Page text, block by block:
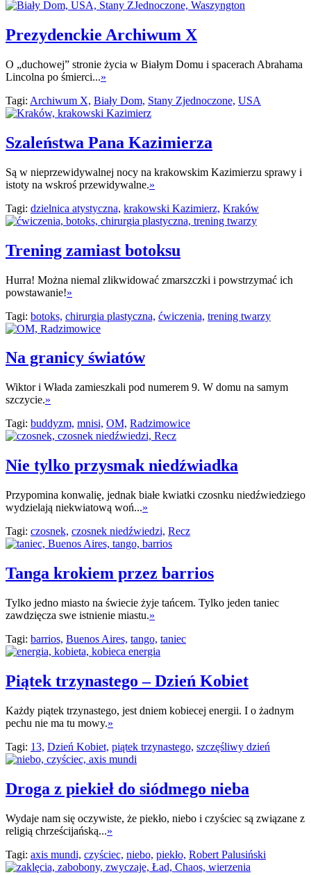
Prezydenckie Archiwum X
O „duchowej” stronie życia w Białym Domu i spacerach Abrahama
Lincolna po śmierci...»
Tagi: Archiwum X, Biały Dom, Stany Zjednoczone, USA
Szaleństwa Pana Kazimierza
Są w nieprzewidywalnej nocy na krakowskim Kazimierzu sprawy i
istoty na wskroś przewidywalne.»
Tagi: dzielnica atystyczna, krakowski Kazimierz, Kraków
Trening zamiast botoksu
Hurra! Można niemal zlikwidować zmarszczki i powstrzymać ich
powstawanie!»
Tagi: botoks, chirurgia plastyczna, ćwiczenia, trening twarzy
Na granicy światów
Wiktor i Włada zamieszkali pod numerem 9. W domu na samym
szczycie.»
Tagi: buddyzm, mnisi, OM, Radzimowice
Nie tylko przysmak niedźwiadka
Przypomina konwalię, jednak białe kwiatki czosnku niedźwiedziego
wydzielają niekwiatową woń...»
Tagi: czosnek, czosnek niedźwiedzi, Recz
Tanga krokiem przez barrios
Tylko jedno miasto na świecie żyje tańcem. Tylko jeden taniec
zawdzięcza swe istnienie miastu.»
Tagi: barrios, Buenos Aires, tango, taniec
Piątek trzynastego – Dzień Kobiet
Każdy piątek trzynastego, jest dniem kobiecej energii. I o żadnym
pechu nie ma tu mowy.»
Tagi: 13, Dzień Kobiet, piątek trzynastego, szczęśliwy dzień
Droga z piekieł do siódmego nieba
Wydaje nam się oczywiste, że piekło, niebo i czyściec są związane z
religią chrześcijańską...»
Tagi: axis mundi, czyściec, niebo, piekło, Robert Palusiński